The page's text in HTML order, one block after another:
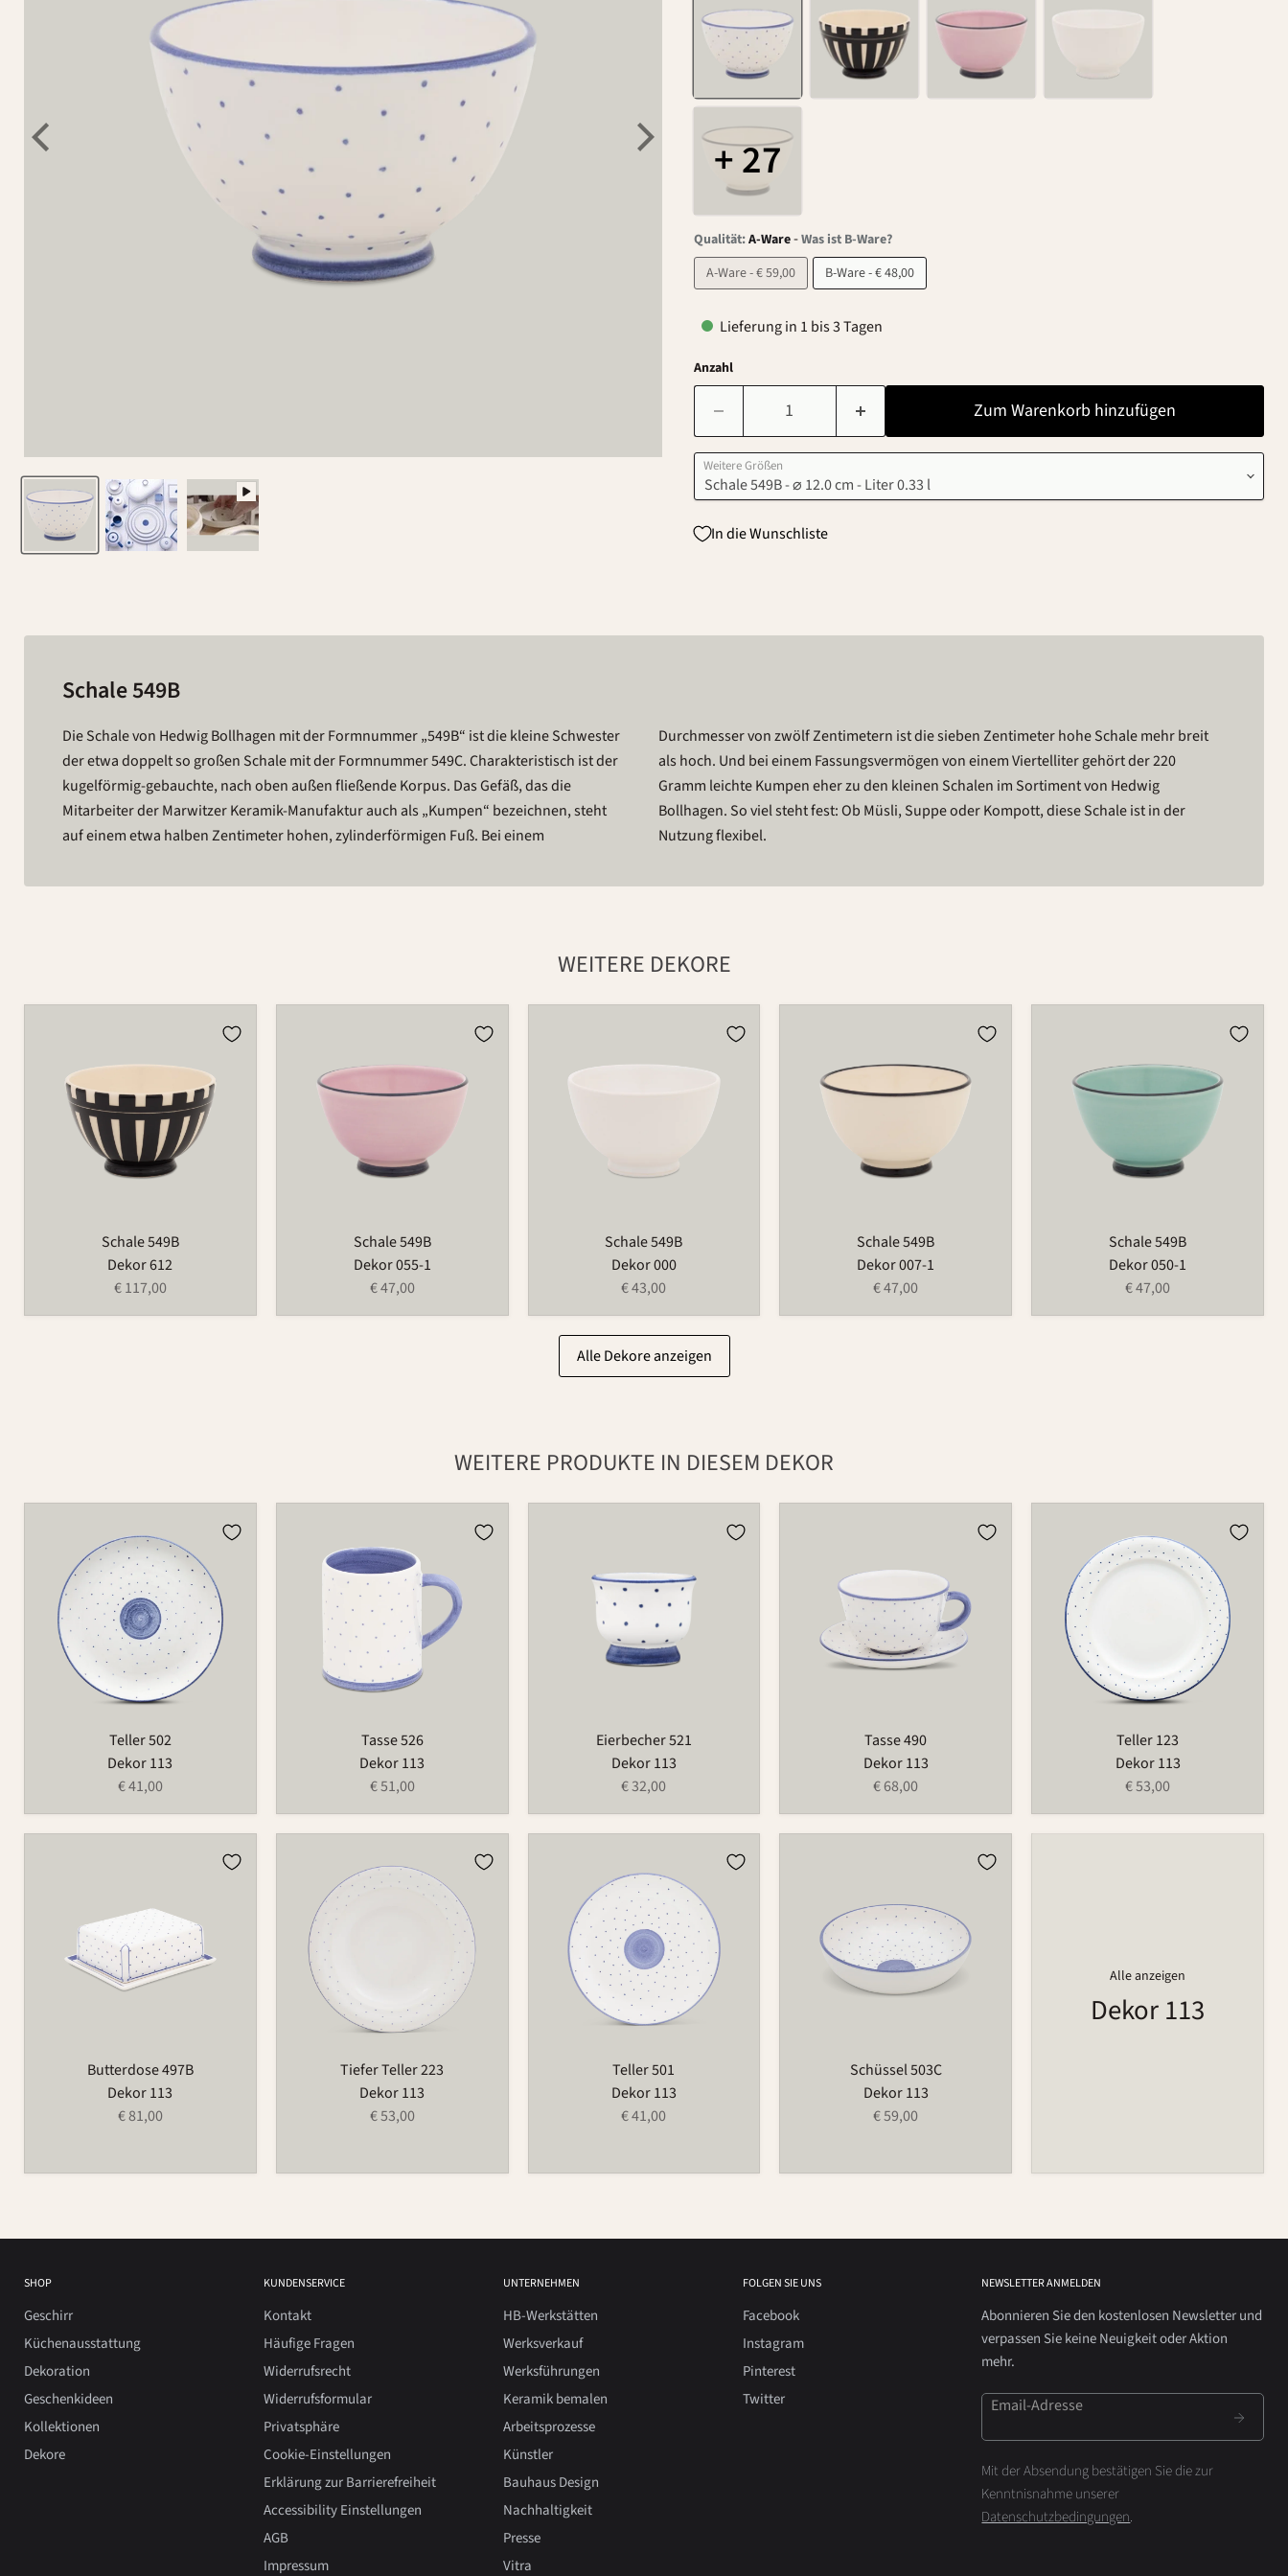
+ 27
Qualität:A-Ware-Was ist B-Ware?
A-Ware - € 59,00
B-Ware - € 48,00
Lieferung in 1 bis 3 Tagen
Anzahl
Zum Warenkorb hinzufügen
Weitere Größen
In die Wunschliste
Schale 549B
Die Schale von Hedwig Bollhagen mit der Formnummer „549B“ ist die kleine Schwester
der etwa doppelt so großen Schale mit der Formnummer 549C. Charakteristisch ist der
kugelförmig-gebauchte, nach oben außen fließende Korpus. Das Gefäß, das die
Mitarbeiter der Marwitzer Keramik-Manufaktur auch als „Kumpen“ bezeichnen, steht
auf einem etwa halben Zentimeter hohen, zylinderförmigen Fuß. Bei einem
Durchmesser von zwölf Zentimetern ist die sieben Zentimeter hohe Schale mehr breit
als hoch. Und bei einem Fassungsvermögen von einem Viertelliter gehört der 220
Gramm leichte Kumpen eher zu den kleinen Schalen im Sortiment von Hedwig
Bollhagen. So viel steht fest: Ob Müsli, Suppe oder Kompott, diese Schale ist in der
Nutzung flexibel.
WEITERE DEKORE
Schale 549B
Dekor 612
€ 117,00
Schale 549B
Dekor 055-1
€ 47,00
Schale 549B
Dekor 000
€ 43,00
Schale 549B
Dekor 007-1
€ 47,00
Schale 549B
Dekor 050-1
€ 47,00
Alle Dekore anzeigen
WEITERE PRODUKTE IN DIESEM DEKOR
Teller 502
Dekor 113
€ 41,00
Tasse 526
Dekor 113
€ 51,00
Eierbecher 521
Dekor 113
€ 32,00
Tasse 490
Dekor 113
€ 68,00
Teller 123
Dekor 113
€ 53,00
Butterdose 497B
Dekor 113
€ 81,00
Tiefer Teller 223
Dekor 113
€ 53,00
Teller 501
Dekor 113
€ 41,00
Schüssel 503C
Dekor 113
€ 59,00
Alle anzeigen
Dekor 113
SHOP
Geschirr
Küchenausstattung
Dekoration
Geschenkideen
Kollektionen
Dekore
KUNDENSERVICE
Kontakt
Häufige Fragen
Widerrufsrecht
Widerrufsformular
Privatsphäre
Cookie-Einstellungen
Erklärung zur Barrierefreiheit
Accessibility Einstellungen
AGB
Impressum
UNTERNEHMEN
HB-Werkstätten
Werksverkauf
Werksführungen
Keramik bemalen
Arbeitsprozesse
Künstler
Bauhaus Design
Nachhaltigkeit
Presse
Vitra
FOLGEN SIE UNS
Facebook
Instagram
Pinterest
Twitter
NEWSLETTER ANMELDEN
Abonnieren Sie den kostenlosen Newsletter und
verpassen Sie keine Neuigkeit oder Aktion
mehr.
Email-Adresse
Mit der Absendung bestätigen Sie die zur
Kenntnisnahme unserer
Datenschutzbedingungen.